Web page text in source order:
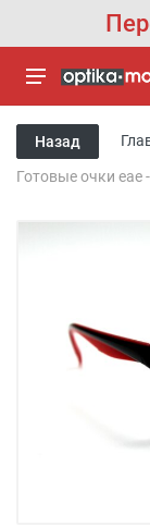
Назад
Готовые очки eae